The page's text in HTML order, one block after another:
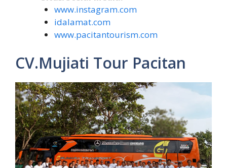
www.instagram.com
idalamat.com
www.pacitantourism.com
CV.Mujiati Tour Pacitan